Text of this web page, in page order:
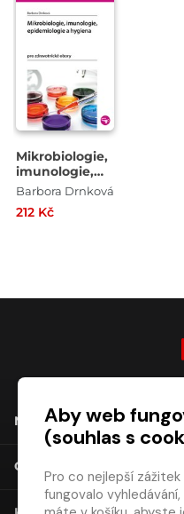
Mikrobiologie,
imunologie,
epidemiologie
Barbora Drnková
212 Kč
NÁKUP
O SPOLEČNOSTI
Aby web
(souhlas s
Pro co nejlepší
fungovalo